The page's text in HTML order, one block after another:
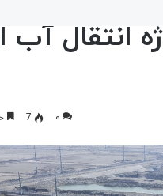
انتقال
۰ 7